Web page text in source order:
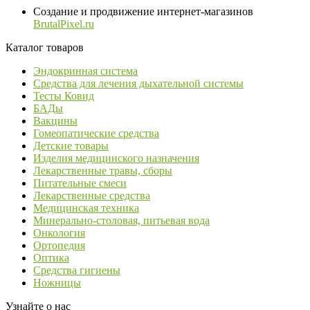
Создание и продвижение интернет-магазинов
BrutalPixel.ru
Каталог товаров
Эндокринная система
Средства для лечения дыхательной системы
Тесты Ковид
БАДы
Вакцины
Гомеопатические средства
Детские товары
Изделия медицинского назначения
Лекарственные травы, сборы
Питательные смеси
Лекарственные средства
Медицинская техника
Минерально-столовая, питьевая вода
Онкология
Ортопедия
Оптика
Средства гигиены
Ножницы
Узнайте о нас